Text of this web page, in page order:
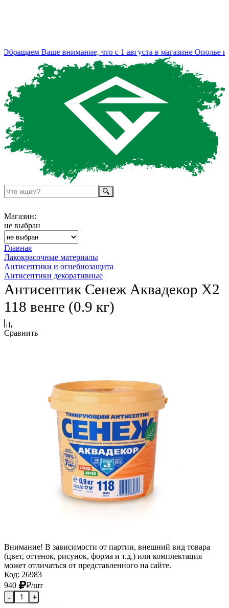
Ваше внимание, что с 1 августа в магазине Ополье
Магазин:
не выбран
Главная
Лакокрасочные материалы
Антисептики и огнебиозащита
Антисептики декоративные
Антисептик Сенеж Аквадекор Х2
118 венге (0.9 кг)
Сравнить
Внимание! В зависимости от партии, внешний вид товара
(цвет, оттенок, рисунок, форма и т.д.) или комплектация
может отличаться от представленного на сайте.
Код: 26983
940
₽/шт
- +